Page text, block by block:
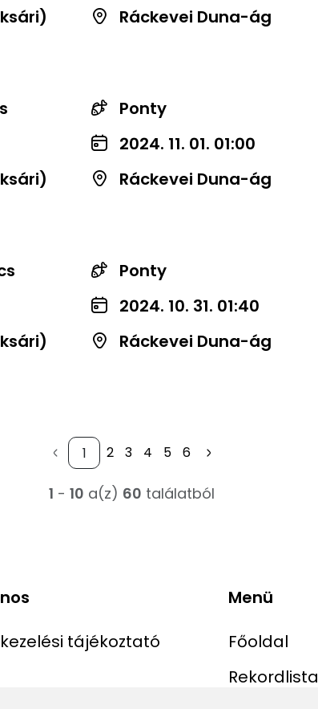
Ráckevei Duna-ág
Ponty
2024. 11. 01. 01:00
Ráckevei Duna-ág
Ponty
2024. 10. 31. 01:40
Ráckevei Duna-ág
2 3 4 5 6
1 - 10 a(z) 60 találatból
tájékoztató
Menü
Főoldal
Rekordlista